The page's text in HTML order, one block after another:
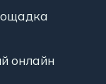
онлайн